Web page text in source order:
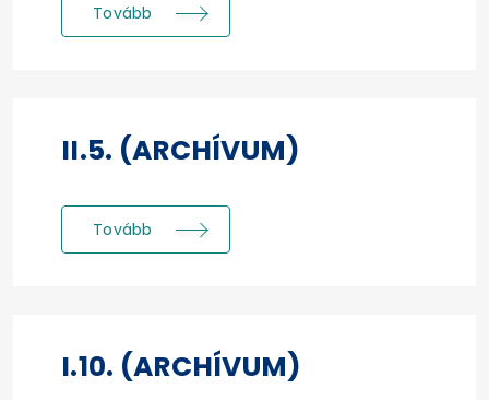
Tovább
II.5. (ARCHÍVUM)
Tovább
I.10. (ARCHÍVUM)